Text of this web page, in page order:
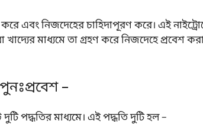
এবং নিজদেহের চাহিদাপূরণ করে। এই
খাদ্যের মাধ্যমে তা গ্রহণ করে নিজদেহে প্রবেশ
–
পদ্ধতির মাধ্যমে। এই পদ্ধতি দুটি হল –